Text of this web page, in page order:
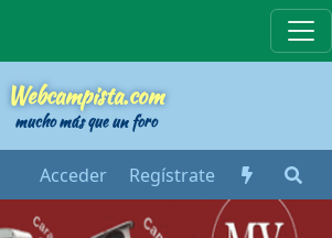
Webcampista.com
mucho más que un foro
Acceder Regístrate